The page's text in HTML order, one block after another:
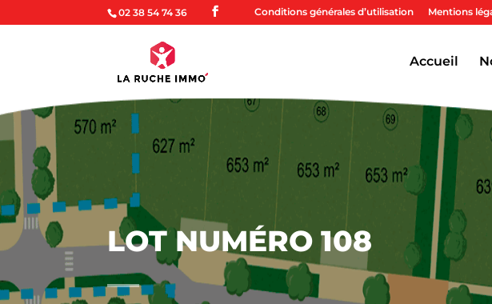
02 38 54 74 36 Conditions générales d’utilisation Mentions
Accueil
LOT NUMÉRO 108